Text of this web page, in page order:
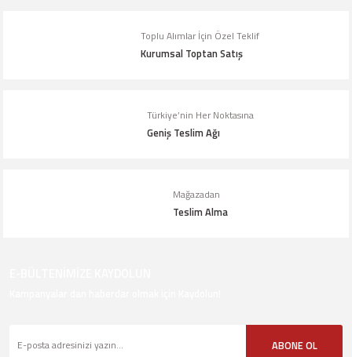
Toplu Alımlar İçin Özel Teklif
Kurumsal Toptan Satış
Türkiye’nin Her Noktasına
Geniş Teslim Ağı
Mağazadan
Teslim Alma
ABONE OL